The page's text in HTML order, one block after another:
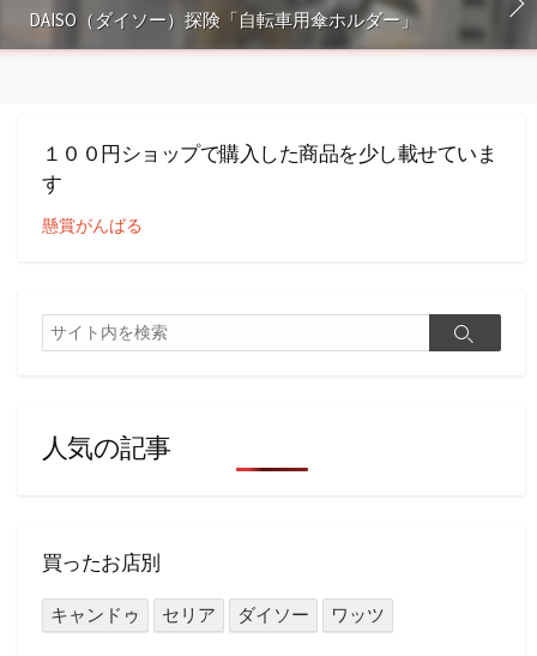
DAISO（ダイソー）探険「自転車用傘ホルダー」
１００円ショップで購入した商品を少し載せていま
す
懸賞がんばる
検
索
検
人気の記事
買ったお店別
キャンドゥ セリア ダイソー ワッツ